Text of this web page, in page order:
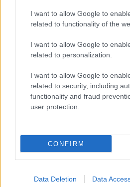
I want to allow Google to
related to functionality of the
I want to allow Google to
related to personalization.
I want to allow Google to
related to security, including
functionality and fraud
user protection.
CONFIRM
Data Deletion Data
posztnak két szereplője is
szeretetétől a
Magyarországra hazavinni
kedvetek, írjátok meg ti is a…